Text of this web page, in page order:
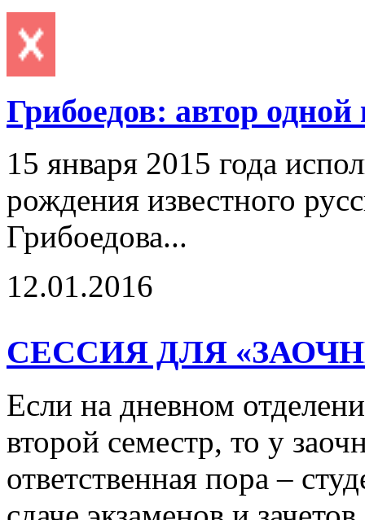
Грибоедов: автор
15 января 2015 года
рождения известного
Грибоедова...
12.01.2016
СЕССИЯ ДЛЯ
Если на дневном
второй семестр, то у
ответственная пора –